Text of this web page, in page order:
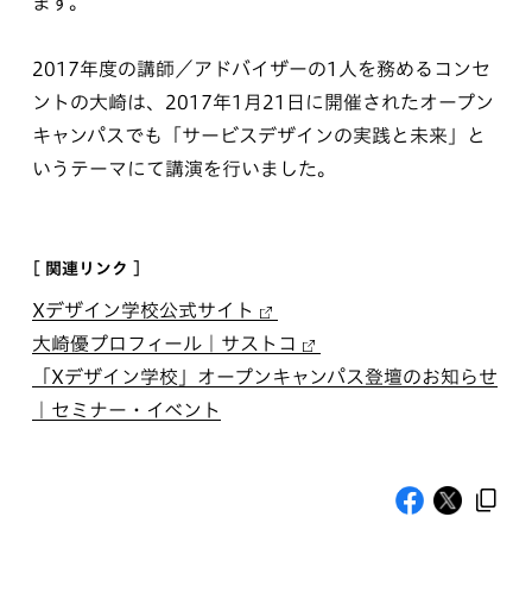
2017年度の講師／アドバイザーの1人を務めるコンセ
ントの大崎は、2017年1月21日に開催されたオープン
キャンパスでも「サービスデザインの実践と未来」と
いうテーマにて講演を行いました。
[ 関連リンク ]
Xデザイン学校公式サイト
大崎優プロフィール｜サストコ
「Xデザイン学校」オープンキャンパス登壇のお知らせ
｜セミナー・イベント